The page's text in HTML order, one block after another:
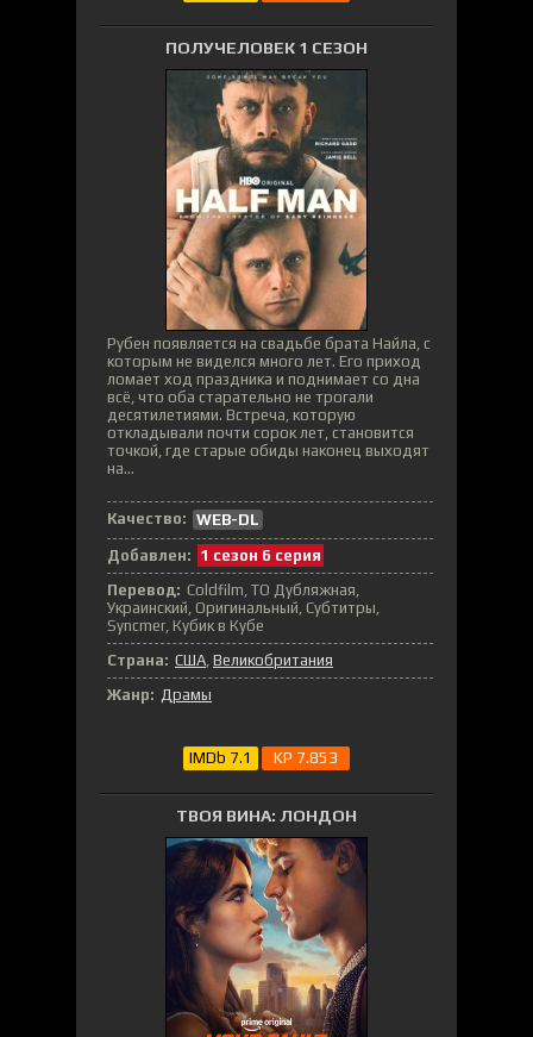
ПОЛУЧЕЛОВЕК 1 СЕЗОН
IMDb 7.1 KP 7.853
Рубен появляется на свадьбе брата Найла, с
которым не виделся много лет. Его приход
ломает ход праздника и поднимает со дна
всё, что оба старательно не трогали
десятилетиями. Встреча, которую
откладывали почти сорок лет, становится
точкой, где старые обиды наконец выходят
на...
Качество: WEB-DL
Добавлен: 1 сезон 6 серия
Перевод: Coldfilm, ТО Дубляжная,
Украинский, Оригинальный, Субтитры,
Syncmer, Кубик в Кубе
Страна: США, Великобритания
Жанр: Драмы
ТВОЯ ВИНА: ЛОНДОН